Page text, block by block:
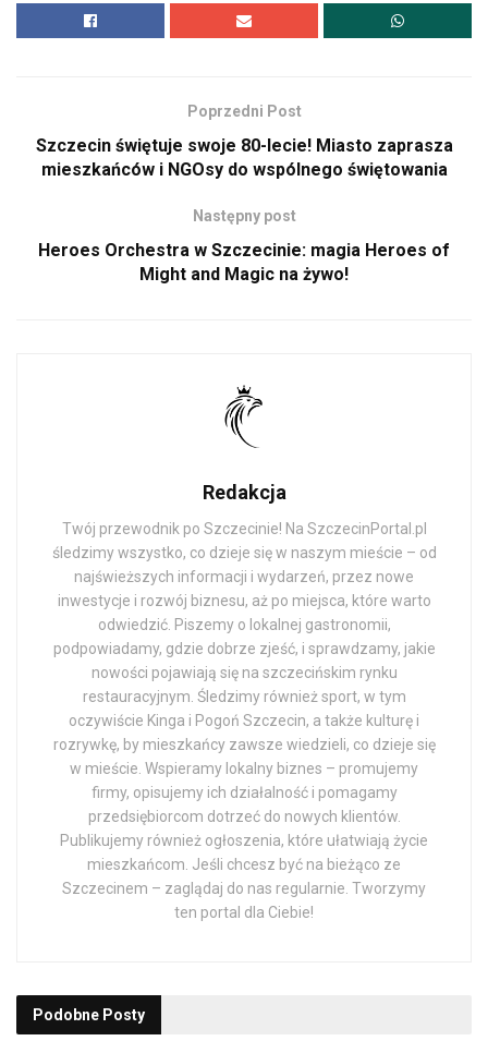
Poprzedni Post
Szczecin świętuje swoje 80-lecie! Miasto zaprasza
mieszkańców i NGOsy do wspólnego świętowania
Następny post
Heroes Orchestra w Szczecinie: magia Heroes of
Might and Magic na żywo!
Redakcja
Twój przewodnik po Szczecinie! Na SzczecinPortal.pl
śledzimy wszystko, co dzieje się w naszym mieście – od
najświeższych informacji i wydarzeń, przez nowe
inwestycje i rozwój biznesu, aż po miejsca, które warto
odwiedzić. Piszemy o lokalnej gastronomii,
podpowiadamy, gdzie dobrze zjeść, i sprawdzamy, jakie
nowości pojawiają się na szczecińskim rynku
restauracyjnym. Śledzimy również sport, w tym
oczywiście Kinga i Pogoń Szczecin, a także kulturę i
rozrywkę, by mieszkańcy zawsze wiedzieli, co dzieje się
w mieście. Wspieramy lokalny biznes – promujemy
firmy, opisujemy ich działalność i pomagamy
przedsiębiorcom dotrzeć do nowych klientów.
Publikujemy również ogłoszenia, które ułatwiają życie
mieszkańcom. Jeśli chcesz być na bieżąco ze
Szczecinem – zaglądaj do nas regularnie. Tworzymy
ten portal dla Ciebie!
Podobne Posty